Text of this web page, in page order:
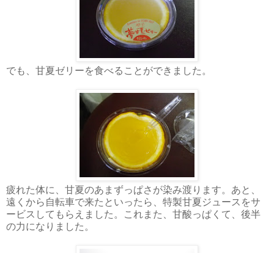
でも、甘夏ゼリーを食べることができました。
疲れた体に、甘夏のあまずっぱさが染み渡ります。あと、
遠くから自転車で来たといったら、特製甘夏ジュースをサ
ービスしてもらえました。これまた、甘酸っぱくて、後半
の力になりました。